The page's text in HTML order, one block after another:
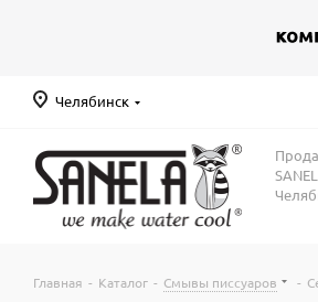
Челябинск
Главная - Каталог - Смывы писсуаров -